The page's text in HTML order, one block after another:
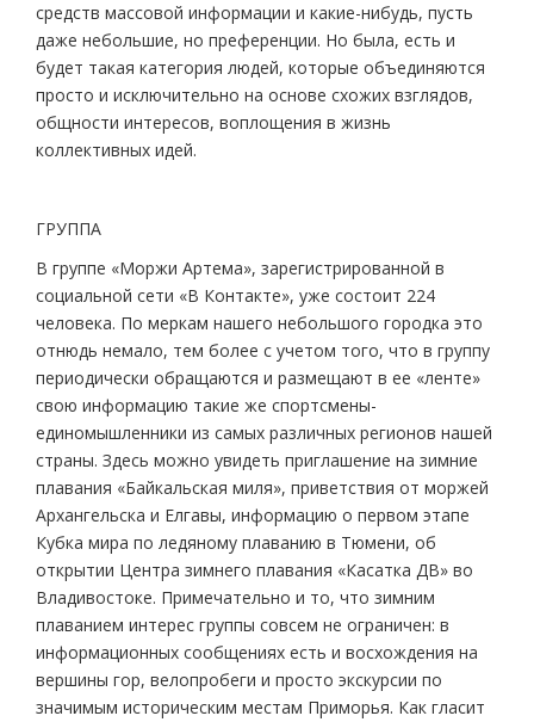
средств массовой информации и какие-нибудь, пусть
даже небольшие, но преференции. Но была, есть и
будет такая категория людей, которые объединяются
просто и исключительно на основе схожих взглядов,
общности интересов, воплощения в жизнь
коллективных идей.
ГРУППА
В группе «Моржи Артема», зарегистрированной в
социальной сети «В Контакте», уже состоит 224
человека. По меркам нашего небольшого городка это
отнюдь немало, тем более с учетом того, что в группу
периодически обращаются и размещают в ее «ленте»
свою информацию такие же спортсмены-
единомышленники из самых различных регионов нашей
страны. Здесь можно увидеть приглашение на зимние
плавания «Байкальская миля», приветствия от моржей
Архангельска и Елгавы, информацию о первом этапе
Кубка мира по ледяному плаванию в Тюмени, об
открытии Центра зимнего плавания «Касатка ДВ» во
Владивостоке. Примечательно и то, что зимним
плаванием интерес группы совсем не ограничен: в
информационных сообщениях есть и восхождения на
вершины гор, велопробеги и просто экскурсии по
значимым историческим местам Приморья. Как гласит